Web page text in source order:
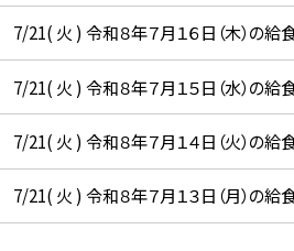
7/21( 火 ) 令和８年７月１６日（木）の給
7/21( 火 ) 令和８年７月１５日（水）の給
7/21( 火 ) 令和８年７月１４日（火）の給
7/21( 火 ) 令和８年７月１３日（月）の給